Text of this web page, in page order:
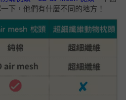
下，他們有什麼不同的地方！